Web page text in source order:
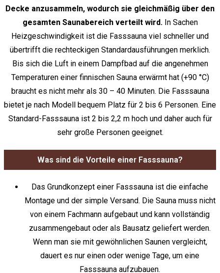
Decke anzusammeln, wodurch sie gleichmäßig über den
gesamten Saunabereich verteilt wird.In Sachen
Heizgeschwindigkeit ist die Fasssauna viel schneller und
übertrifft die rechteckigen Standardausführungen merklich.
Bis sich die Luft in einem Dampfbad auf die angenehmen
Temperaturen einer finnischen Sauna erwärmt hat (+90 °C)
braucht es nicht mehr als 30 – 40 Minuten. Die Fasssauna
bietet je nach Modell bequem Platz für 2 bis 6 Personen. Eine
Standard-Fasssauna ist 2 bis 2,2 m hoch und daher auch für
sehr große Personen geeignet.
Was sind die Vorteile einer Fasssauna?
Das Grundkonzept einer Fasssauna ist die einfache
Montage und der simple Versand. Die Sauna muss nicht
von einem Fachmann aufgebaut und kann vollständig
zusammengebaut oder als Bausatz geliefert werden.
Wenn man sie mit gewöhnlichen Saunen vergleicht,
dauert es nur einen oder wenige Tage, um eine
Fasssauna aufzubauen.